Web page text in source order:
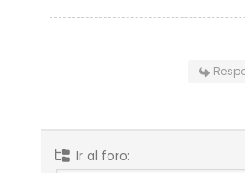
Ir al foro: